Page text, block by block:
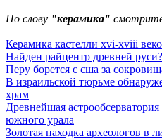
По слову "керамика"
Керамика кастелли xvi-xviii
Найден райцентр древней руси?
Перу борется с сша за
В израильской тюрьме
храм
Древнейшая
южного урала
Золотая находка археологов в